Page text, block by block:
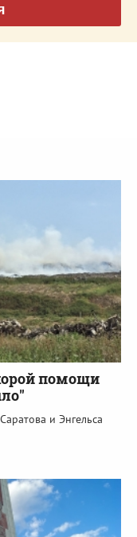
помощи
и Энгельса